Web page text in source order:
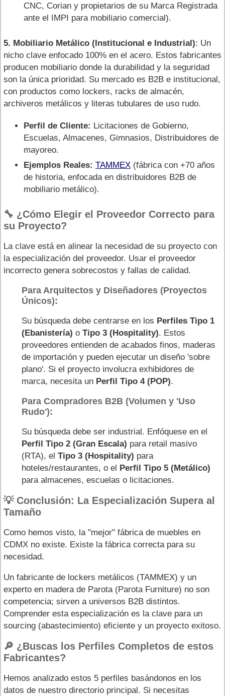
CNC, Corian y propietarios de su Marca Registrada
ante el IMPI para mobiliario comercial).
5. Mobiliario Metálico (Institucional e Industrial): Un
nicho clave enfocado 100% en el acero. Estos fabricantes
producen mobiliario donde la durabilidad y la seguridad
son la única prioridad. Su mercado es B2B e institucional,
con productos como lockers, racks de almacén,
archiveros metálicos y literas tubulares de uso rudo.
Perfil de Cliente: Licitaciones de Gobierno,
Escuelas, Almacenes, Gimnasios, Distribuidores de
mayoreo.
Ejemplos Reales: TAMMEX (fábrica con +70 años
de historia, enfocada en distribuidores B2B de
mobiliario metálico).
🔧 ¿Cómo Elegir el Proveedor Correcto para
su Proyecto?
La clave está en alinear la necesidad de su proyecto con
la especialización del proveedor. Usar el proveedor
incorrecto genera sobrecostos y fallas de calidad.
Para Arquitectos y Diseñadores (Proyectos
Únicos):
Su búsqueda debe centrarse en los Perfiles Tipo 1
(Ebanistería) o Tipo 3 (Hospitality). Estos
proveedores entienden de acabados finos, maderas
de importación y pueden ejecutar un diseño 'sobre
plano'. Si el proyecto involucra exhibidores de
marca, necesita un Perfil Tipo 4 (POP).
Para Compradores B2B (Volumen y 'Uso
Rudo'):
Su búsqueda debe ser industrial. Enfóquese en el
Perfil Tipo 2 (Gran Escala) para retail masivo
(RTA), el Tipo 3 (Hospitality) para
hoteles/restaurantes, o el Perfil Tipo 5 (Metálico)
para almacenes, escuelas o licitaciones.
💡 Conclusión: La Especialización Supera al
Tamaño
Como hemos visto, la "mejor" fábrica de muebles en
CDMX no existe. Existe la fábrica correcta para su
necesidad.
Un fabricante de lockers metálicos (TAMMEX) y un
experto en madera de Parota (Parota Furniture) no son
competencia; sirven a universos B2B distintos.
Comprender esta especialización es la clave para un
sourcing (abastecimiento) eficiente y un proyecto exitoso.
🔎 ¿Buscas los Perfiles Completos de estos
Fabricantes?
Hemos analizado estos 5 perfiles basándonos en los
datos de nuestro directorio principal. Si necesitas